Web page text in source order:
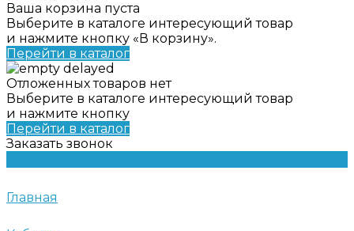
Ваша корзина пуста
Выберите в каталоге интересующий товар
и нажмите кнопку «В корзину».
Перейти в каталог
Отложенных товаров нет
Выберите в каталоге интересующий товар
и нажмите кнопку
Перейти в каталог
Заказать звонок
Главная